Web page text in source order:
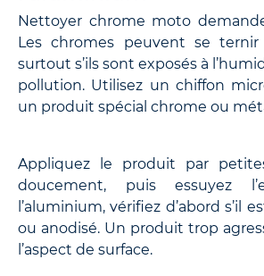
Nettoyer chrome moto
Les chromes peuvent se
surtout s’ils sont exposés à
pollution. Utilisez un chiffon
un produit spécial chrome ou
Appliquez le produit par
doucement, puis essuyez
l’aluminium, vérifiez d’abord s’il
ou anodisé. Un produit trop
l’aspect de surface.